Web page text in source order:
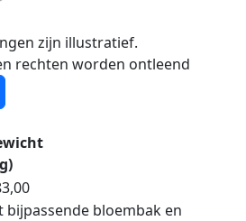
zijn illustratief.
rechten worden ontleend
bijpassende bloembak en